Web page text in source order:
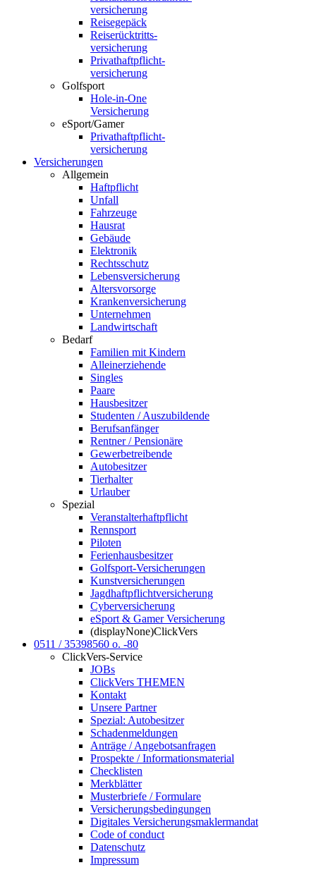
vers­icherung
Reisegepäck
Reiserücktritts­
versicherung
Privathaftpflicht­
versicherung
Golfsport
Hole-in-One
Versicherung
eSport/Gamer
Privathaftpflicht­
versicherung
Versicherungen
Allgemein
Haftpflicht
Unfall
Fahrzeuge
Hausrat
Gebäude
Elektronik
Rechtsschutz
Lebensversicherung
Altersvorsorge
Krankenversicherung
Unternehmen
Landwirtschaft
Bedarf
Familien mit Kindern
Alleinerziehende
Singles
Paare
Hausbesitzer
Studenten / Auszubildende
Berufsanfänger
Rentner / Pensionäre
Gewerbetreibende
Autobesitzer
Tierhalter
Urlauber
Spezial
Veranstalterhaftpflicht
Rennsport
Piloten
Ferienhausbesitzer
Golfsport-Versicherungen
Kunstversicherungen
Jagdhaftpflicht­versicherung
Cyberversicherung
eSport & Gamer Versicherung
(displayNone)ClickVers
0511 / 35398560 o. -80
ClickVers-Service
JOBs
ClickVers THEMEN
Kontakt
Unsere Partner
Spezial: Autobesitzer
Schadenmeldungen
Anträge / Angebotsanfragen
Prospekte / Informationsmaterial
Checklisten
Merkblätter
Musterbriefe / Formulare
Versicherungsbedingungen
Digitales Versicherungs­maklermandat
Code of conduct
Datenschutz
Impressum